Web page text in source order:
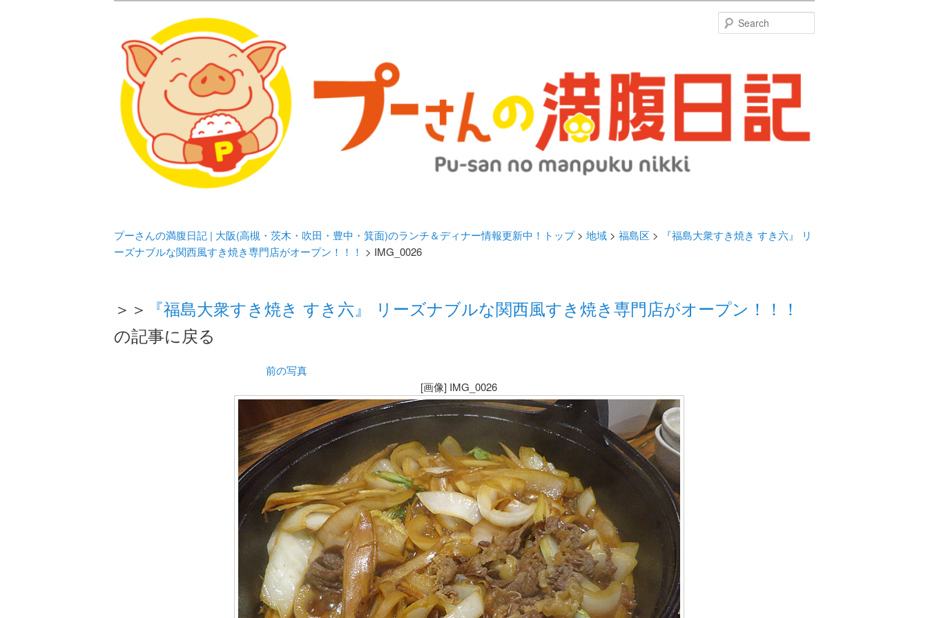
プーさんの満腹日記 | 大阪(高槻・茨木・吹田・
豊中・箕面)のランチ＆ディナー情報更新中！
化してます。
プーさんの満腹日記 | 大阪(高槻・茨木・吹田・豊中・箕面)のランチ＆ディナー情報更新中！トップ> 地域> 福島区 >
『福島大衆すき焼き すき六』 リ
ーズナブルな関西風すき焼き専門店がオープン！！！ > IMG_0026
＞＞ 『福島大衆すき焼き すき六』 リーズナブルな関西風すき焼き専門店がオープン！！！
の記事に戻る
前の写真
[画像] IMG_0026